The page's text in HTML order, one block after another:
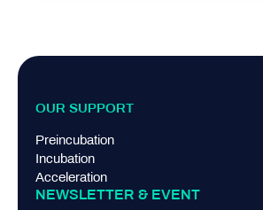
OUR SUPPORT
Preincubation
Incubation
Acceleration
NEWSLETTER & EVENT